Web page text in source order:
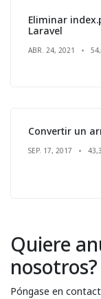
Eliminar
Laravel
ABR. 24, 2021
Convertir un
SEP. 17, 2017
Quiere
nosotros?
Póngase en